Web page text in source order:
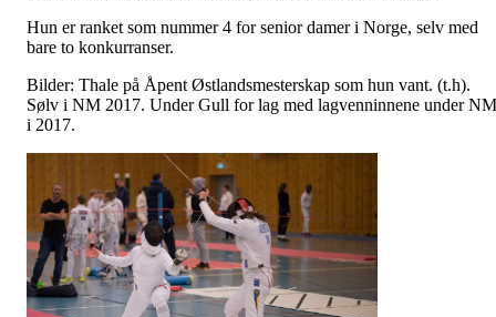
Hun er ranket som nummer 4 for senior damer i Norge, selv med
bare to konkurranser.
Bilder: Thale på Åpent Østlandsmesterskap som hun vant. (t.h).
Sølv i NM 2017. Under Gull for lag med lagvenninnene under NM
i 2017.